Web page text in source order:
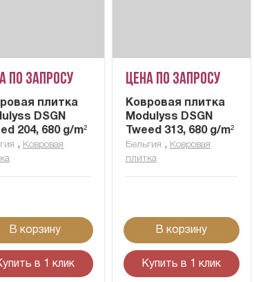
по запросу
плитка
DSGN
204, 680 g/m²
, Ковровая
В корзину
в 1 клик
Цена по запросу
Ковровая плитка
Modulyss DSGN
Tweed 313, 680 g/m²
Бельгия , Ковровая
плитка
В корзину
Купить в 1 клик